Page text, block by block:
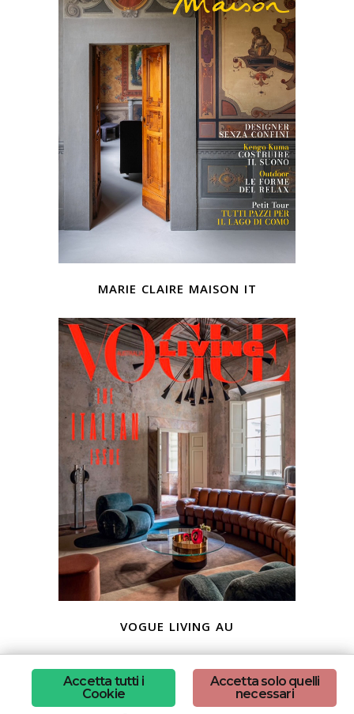
marie claire maison it
vogue living au
Accetta solo quelli
necessari
Accetta tutti i
Cookie